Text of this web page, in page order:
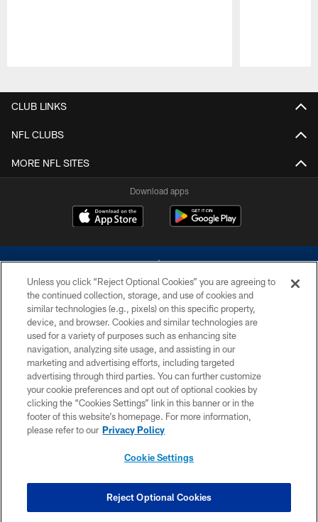
CLUB LINKS
NFL CLUBS
MORE NFL SITES
Download apps
©2026 Dallas Cowboys. All rights reserved. Do not duplicate in any form
without permission of the Dallas Cowboys. The Dallas Cowboys
Cheerleaders will not initiate contact with any person to request personal or
financial information.
PRIVACY POLICY
ACCESSIBILITY
SITE MAP
COOKIE SETTINGS
Unless you click “Reject Optional Cookies” you are agreeing to
the continued collection, storage, and use of cookies and
similar technologies (e.g., pixels) on this specific property,
device, and browser. Cookies and similar technologies are
used for a variety of purposes such as enhancing site
navigation, analyzing site usage, and assisting in our
marketing and advertising efforts, including targeted
advertising through third parties. You can further customize
your cookie preferences and opt out of optional cookies by
clicking the “Cookies Settings” link in this banner or in the
footer of this website’s homepage. For more information,
please refer to our Privacy Policy
Cookie Settings
Reject Optional Cookies